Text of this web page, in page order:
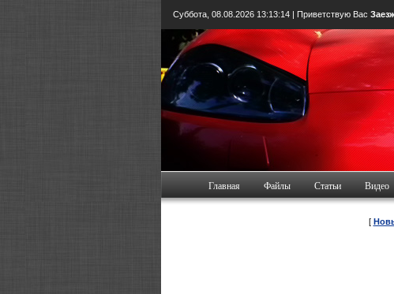
Суббота, 08.08.2026 13:13:15 | Приветствую Вас
Главная Файлы Статьи Видео
[